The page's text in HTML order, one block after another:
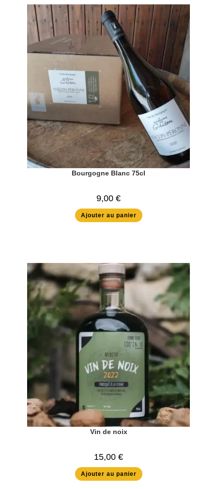
Bourgogne Blanc 75cl
9,00 €
Ajouter au panier
Vin de noix
15,00 €
Ajouter au panier